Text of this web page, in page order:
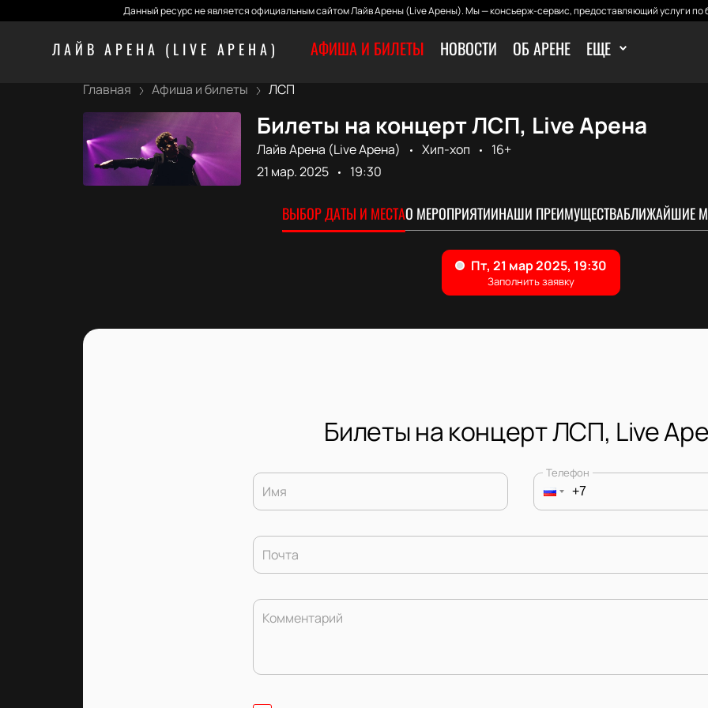
Данный ресурс не является официальным сайтом Лайв Арены (Live Арены). Мы — консьерж-сервис, предоставляющий услуги по
ЛАЙВ АРЕНА (LIVE АРЕНА) АФИША И БИЛЕТЫ НОВОСТИ ОБ АРЕНЕ ЕЩЕ
Главная Афиша и билеты ЛСП
Билеты на концерт ЛСП, Live Арена
Лайв Арена (Live Арена) Хип-хоп
16+
21 мар. 2025
19:30
ВЫБОР ДАТЫ И МЕСТАО МЕРОПРИЯТИИНАШИ ПРЕИМУЩЕСТВАБЛИЖАЙШИЕ
Билеты на концерт ЛСП, Live
Имя
Телефон
Почта
Комментарий